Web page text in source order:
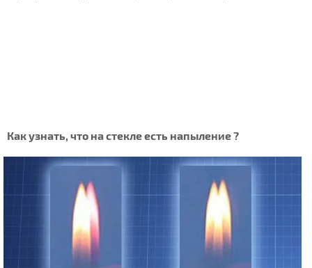
Как узнать, что на стекле есть напыление ?